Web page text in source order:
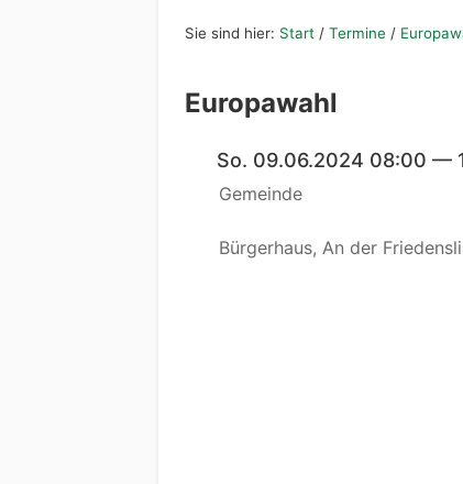
Sie sind hier: Start / Termine /
Europawahl
So. 09.06.2024 08:00 —
Gemeinde
Bürgerhaus, An der